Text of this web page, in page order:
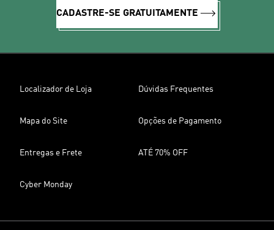
CADASTRE-SE GRATUITAMENTE
Localizador de Loja Dúvidas Frequentes
Mapa do Site Opções de Pagamento
Entregas e Frete ATÉ 70% OFF
Cyber Monday